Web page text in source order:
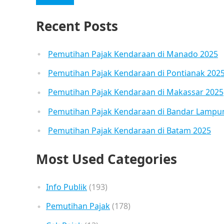
Recent Posts
Pemutihan Pajak Kendaraan di Manado 2025
Pemutihan Pajak Kendaraan di Pontianak
Pemutihan Pajak Kendaraan di Makassar 2025
Pemutihan Pajak Kendaraan di Bandar
Pemutihan Pajak Kendaraan di Batam 2025
Most Used Categories
Info Publik(193)
Pemutihan Pajak(178)